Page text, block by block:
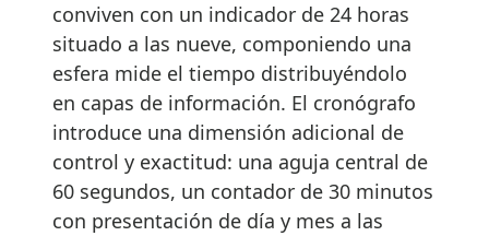
conviven con un indicador de 24 horas
situado a las nueve, componiendo una
esfera mide el tiempo distribuyéndolo
en capas de información. El cronógrafo
introduce una dimensión adicional de
control y exactitud: una aguja central de
60 segundos, un contador de 30 minutos
con presentación de día y mes a las